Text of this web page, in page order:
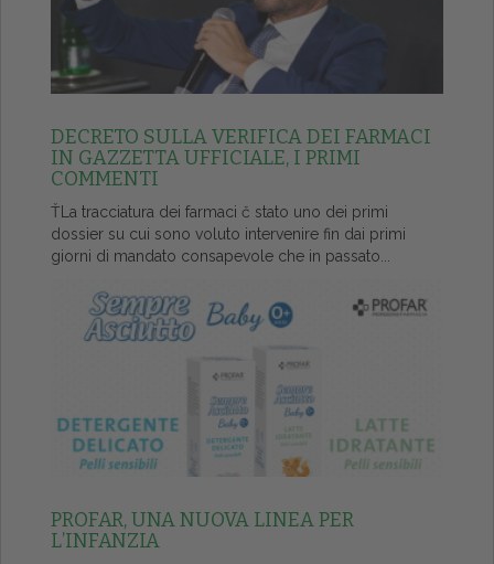
DECRETO SULLA VERIFICA DEI FARMACI
IN GAZZETTA UFFICIALE, I PRIMI
COMMENTI
ŤLa tracciatura dei farmaci č stato uno dei primi
dossier su cui sono voluto intervenire fin dai primi
giorni di mandato consapevole che in passato...
PROFAR, UNA NUOVA LINEA PER
L’INFANZIA